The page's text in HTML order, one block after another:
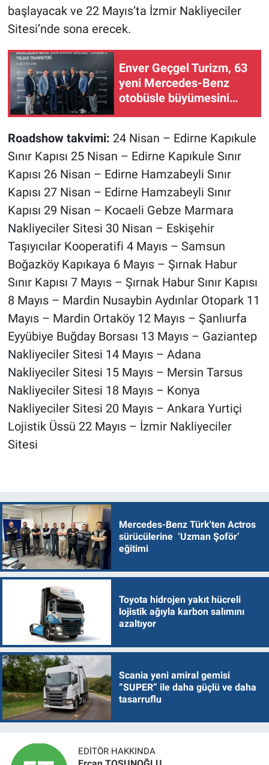
başlayacak ve 22 Mayıs’ta İzmir Nakliyeciler
Sitesi’nde sona erecek.
Enver Geçgel Turizm, 63
yeni Mercedes-Benz
otobüsle büyümesini
Roadshow takvimi: 24 Nisan – Edirne Kapıkule
Sınır Kapısı 25 Nisan – Edirne Kapıkule Sınır
Kapısı 26 Nisan – Edirne Hamzabeyli Sınır
Kapısı 27 Nisan – Edirne Hamzabeyli Sınır
Kapısı 29 Nisan – Kocaeli Gebze Marmara
Nakliyeciler Sitesi 30 Nisan – Eskişehir
Taşıyıcılar Kooperatifi 4 Mayıs – Samsun
Boğazköy Kapıkaya 6 Mayıs – Şırnak Habur
Sınır Kapısı 7 Mayıs – Şırnak Habur Sınır Kapısı
8 Mayıs – Mardin Nusaybin Aydınlar Otopark 11
Mayıs – Mardin Ortaköy 12 Mayıs – Şanlıurfa
Eyyübiye Buğday Borsası 13 Mayıs – Gaziantep
Nakliyeciler Sitesi 14 Mayıs – Adana
Nakliyeciler Sitesi 15 Mayıs – Mersin Tarsus
Nakliyeciler Sitesi 18 Mayıs – Konya
Nakliyeciler Sitesi 20 Mayıs – Ankara Yurtiçi
Lojistik Üssü 22 Mayıs – İzmir Nakliyeciler
Sitesi
Mercedes-Benz Türk'ten Actros
sürücülerine ‘Uzman Şoför’
eğitimi
Toyota hidrojen yakıt hücreli
lojistik ağıyla karbon salımını
azaltıyor
Scania yeni amiral gemisi
“SUPER” ile daha güçlü ve daha
tasarruflu
EDITÖR HAKKINDA